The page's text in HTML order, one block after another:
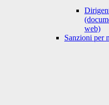
web)
Sanzioni per